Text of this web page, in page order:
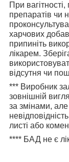
При
препаратів чи
харчових
припиніть
лікарем.
відсутня чи
*** Виробник
зовнішній
за змінами,
листі або
**** БАД не є